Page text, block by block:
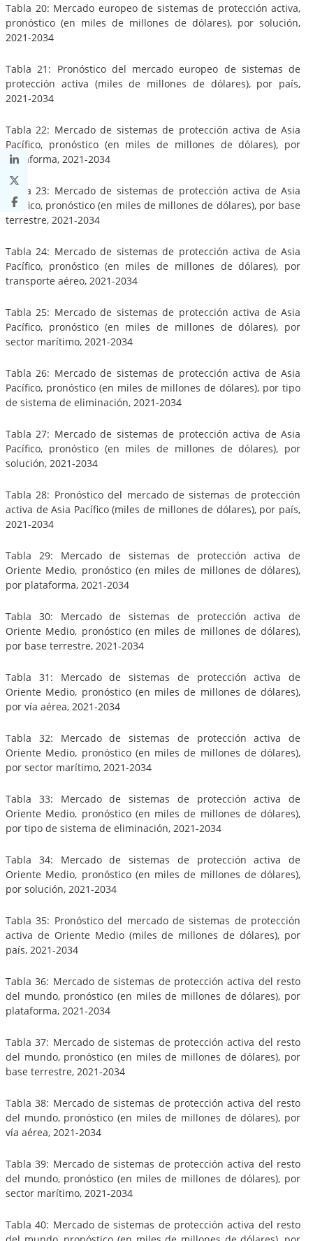
Tabla 20: Mercado europeo de sistemas de protección activa,
pronóstico (en miles de millones de dólares), por solución,
2021-2034
Tabla 21: Pronóstico del mercado europeo de sistemas de
protección activa (miles de millones de dólares), por país,
2021-2034
Tabla 22: Mercado de sistemas de protección activa de Asia
Pacífico, pronóstico (en miles de millones de dólares), por
plataforma, 2021-2034
Tabla 23: Mercado de sistemas de protección activa de Asia
Pacífico, pronóstico (en miles de millones de dólares), por base
terrestre, 2021-2034
Tabla 24: Mercado de sistemas de protección activa de Asia
Pacífico, pronóstico (en miles de millones de dólares), por
transporte aéreo, 2021-2034
Tabla 25: Mercado de sistemas de protección activa de Asia
Pacífico, pronóstico (en miles de millones de dólares), por
sector marítimo, 2021-2034
Tabla 26: Mercado de sistemas de protección activa de Asia
Pacífico, pronóstico (en miles de millones de dólares), por tipo
de sistema de eliminación, 2021-2034
Tabla 27: Mercado de sistemas de protección activa de Asia
Pacífico, pronóstico (en miles de millones de dólares), por
solución, 2021-2034
Tabla 28: Pronóstico del mercado de sistemas de protección
activa de Asia Pacífico (miles de millones de dólares), por país,
2021-2034
Tabla 29: Mercado de sistemas de protección activa de
Oriente Medio, pronóstico (en miles de millones de dólares),
por plataforma, 2021-2034
Tabla 30: Mercado de sistemas de protección activa de
Oriente Medio, pronóstico (en miles de millones de dólares),
por base terrestre, 2021-2034
Tabla 31: Mercado de sistemas de protección activa de
Oriente Medio, pronóstico (en miles de millones de dólares),
por vía aérea, 2021-2034
Tabla 32: Mercado de sistemas de protección activa de
Oriente Medio, pronóstico (en miles de millones de dólares),
por sector marítimo, 2021-2034
Tabla 33: Mercado de sistemas de protección activa de
Oriente Medio, pronóstico (en miles de millones de dólares),
por tipo de sistema de eliminación, 2021-2034
Tabla 34: Mercado de sistemas de protección activa de
Oriente Medio, pronóstico (en miles de millones de dólares),
por solución, 2021-2034
Tabla 35: Pronóstico del mercado de sistemas de protección
activa de Oriente Medio (miles de millones de dólares), por
país, 2021-2034
Tabla 36: Mercado de sistemas de protección activa del resto
del mundo, pronóstico (en miles de millones de dólares), por
plataforma, 2021-2034
Tabla 37: Mercado de sistemas de protección activa del resto
del mundo, pronóstico (en miles de millones de dólares), por
base terrestre, 2021-2034
Tabla 38: Mercado de sistemas de protección activa del resto
del mundo, pronóstico (en miles de millones de dólares), por
vía aérea, 2021-2034
Tabla 39: Mercado de sistemas de protección activa del resto
del mundo, pronóstico (en miles de millones de dólares), por
sector marítimo, 2021-2034
Tabla 40: Mercado de sistemas de protección activa del resto